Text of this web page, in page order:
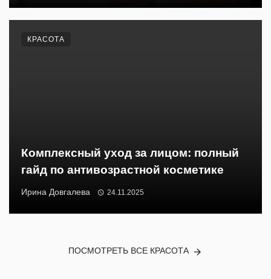
Комплексный уход за лицом: полный
гайд по антивозрастной косметике
Ирина Довгалева 24.11.2025
КРАСОТА
ПОСМОТРЕТЬ ВСЕ КРАСОТА